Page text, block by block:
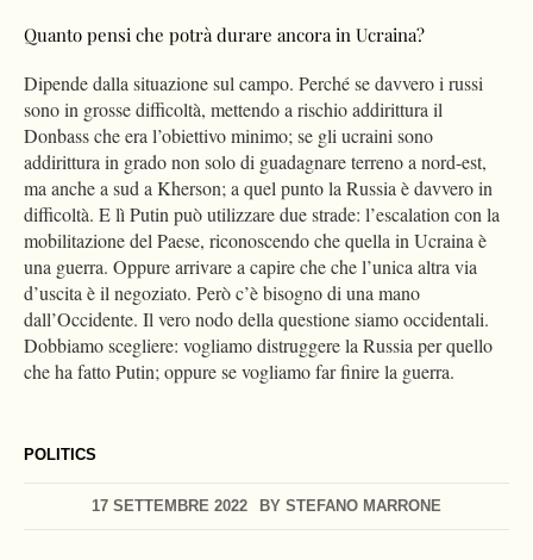
POLITICS
17 SETTEMBRE 2022 BY STEFANO MARRONE
Quanto pensi che potrà durare ancora in Ucraina?
Dipende dalla situazione sul campo. Perché se davvero i russi
sono in grosse difficoltà, mettendo a rischio addirittura il
Donbass che era l’obiettivo minimo; se gli ucraini sono
addirittura in grado non solo di guadagnare terreno a nord-est,
ma anche a sud a Kherson; a quel punto la Russia è davvero in
difficoltà. E lì Putin può utilizzare due strade: l’escalation con la
mobilitazione del Paese, riconoscendo che quella in Ucraina è
una guerra. Oppure arrivare a capire che che l’unica altra via
d’uscita è il negoziato. Però c’è bisogno di una mano
dall’Occidente. Il vero nodo della questione siamo occidentali.
Dobbiamo scegliere: vogliamo distruggere la Russia per quello
che ha fatto Putin; oppure se vogliamo far finire la guerra.